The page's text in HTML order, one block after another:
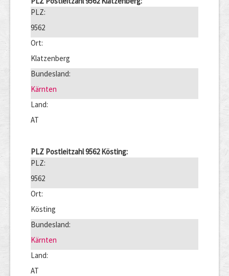
PLZ:
9562
Ort:
Klatzenberg
Bundesland:
Kärnten
Land:
AT
PLZ Postleitzahl 9562 Kösting:
PLZ:
9562
Ort:
Kösting
Bundesland:
Kärnten
Land:
AT